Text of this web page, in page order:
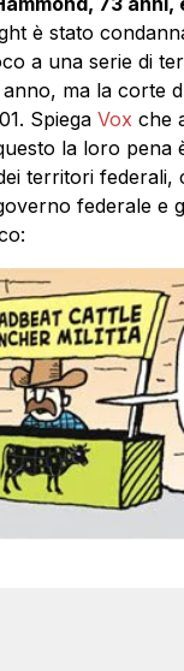
è stato
a una serie di
ma la corte
Spiega Vox che
la loro pena
territori federali,
federale e